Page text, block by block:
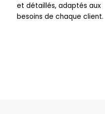
et détaillés, adaptés aux
besoins de chaque client.